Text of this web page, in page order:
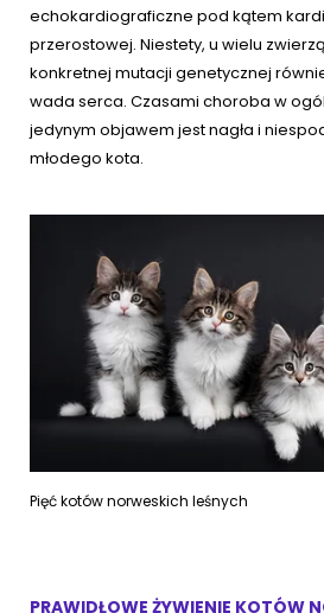
echokardiograficzne pod kątem
przerostowej. Niestety, u wielu
konkretnej mutacji genetycznej
wada serca. Czasami choroba w
jedynym objawem jest nagła i
młodego kota.
Pięć kotów norweskich leśnych
PRAWIDŁOWE ŻYWIENIE KOTÓW